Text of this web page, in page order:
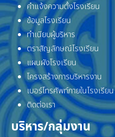
คำแจ้งความตั้งโรงเรียน
ข้อมูลโรงเรียน
ทำเนียบผู้บริหาร
ตราสัญลักษณ์โรงเรียน
แผนผังโรงเรียน
โครงสร้างการบริหารงาน
เบอร์โทรศัพท์ภายในโรงเรียน
ติดต่อเรา
บริหาร/กลุ่มงาน